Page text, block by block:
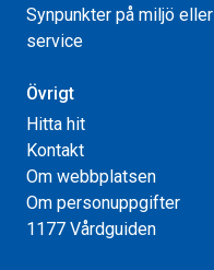
Synpunkter på miljö eller
service
Övrigt
Hitta hit
Kontakt
Om webbplatsen
Om personuppgifter
1177 Vårdguiden